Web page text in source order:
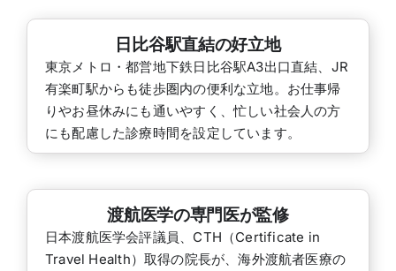
日比谷駅直結の好立地
東京メトロ・都営地下鉄日比谷駅A3出口直結、JR
有楽町駅からも徒歩圏内の便利な立地。お仕事帰
りやお昼休みにも通いやすく、忙しい社会人の方
にも配慮した診療時間を設定しています。
渡航医学の専門医が監修
日本渡航医学会評議員、CTH（Certificate in
Travel Health）取得の院長が、海外渡航者医療の